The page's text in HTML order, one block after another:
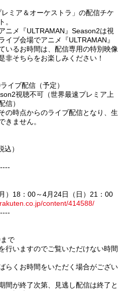
ミア＆オーケストラ」の配信チケ
。
ニメ『ULTRAMAN』Season2は視
ブ会場でアニメ『ULTRAMAN』
いるお時間は、配信専用の特別映像
非そちらをお楽しみください！
イブ配信（予定）
視聴不可（世界最速プレミア上
信）
の時点からのライブ配信となり、生
きません。
）
）18：00～4月24日（日）21：00
content/414588/
で
行いますのでご覧いただけない時間
らくお時間をいただく場合がござい
間が終了次第、見逃し配信は終了と